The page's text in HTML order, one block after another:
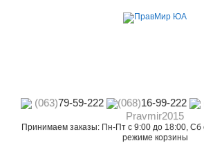
(063)79-59-222 (068)16-99-222
Pravmir2015
Принимаем заказы: Пн-Пт с 9:00 до 18:00, Сб
режиме корзины